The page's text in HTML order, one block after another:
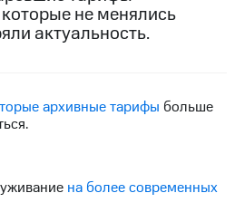
не менялись
актуальность.
архивные тарифы больше
на более современных